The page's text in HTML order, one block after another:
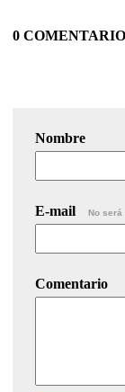
0
Nombre
E-mail No será
Comentario